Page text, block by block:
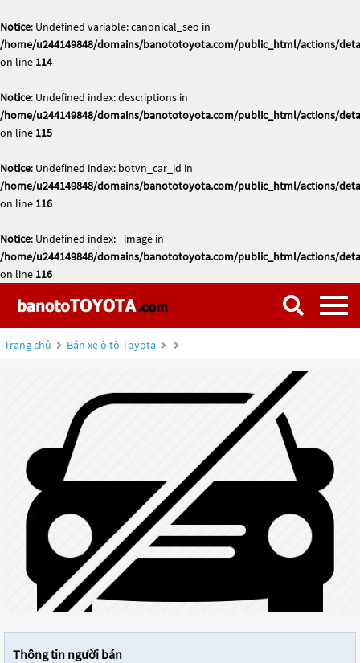
Notice: Undefined variable: canonical_seo in
/home/u244149848/domains/banototoyota.com/public_html/actions/
on line 114
Notice: Undefined index: descriptions in
/home/u244149848/domains/banototoyota.com/public_html/actions/
on line 115
Notice: Undefined index: botvn_car_id in
/home/u244149848/domains/banototoyota.com/public_html/actions/
on line 116
Notice: Undefined index: _image in
/home/u244149848/domains/banototoyota.com/public_html/actions/
on line 116
Trang chủ Bán xe ô tô Toyota
Thông tin người bán